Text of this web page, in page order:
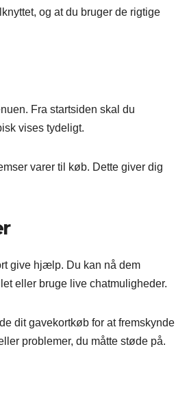
og at du bruger de rigtige
Fra startsiden skal du
vises tydeligt.
varer til køb. Dette giver dig
give hjælp. Du kan nå dem
eller bruge live chatmuligheder.
dit gavekortkøb for at fremskynde
problemer, du måtte støde på.